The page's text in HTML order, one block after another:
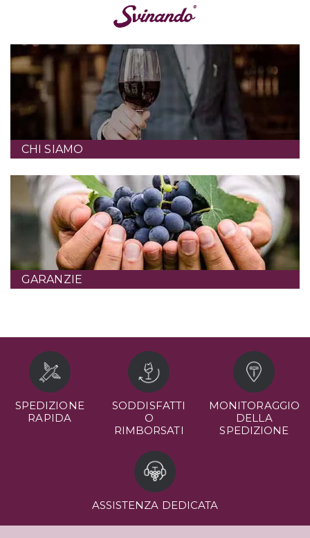
CHI SIAMO
GARANZIE
SPEDIZIONE
RAPIDA
SODDISFATTI
O
RIMBORSATI
MONITORAGGIO
DELLA
SPEDIZIONE
ASSISTENZA DEDICATA